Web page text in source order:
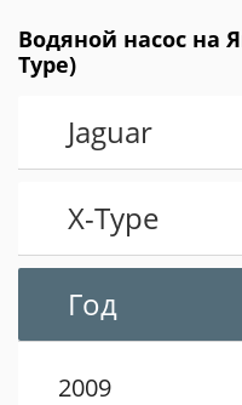
Водяной насос на
Type)
Jaguar
X-Type
Год
2009